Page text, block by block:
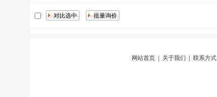
网站首页 关于我们 联系方式